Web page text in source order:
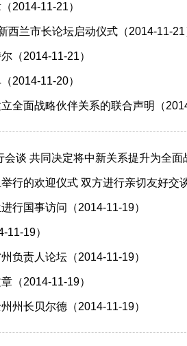
2014-11-21）
西兰市长论坛启动仪式（2014-11-21
（2014-11-21）
2014-11-20）
全面战略伙伴关系的联合声明（
谈 共同决定将中新关系提升为全面
行的欢迎仪式 双方进行亲切友好交
行国事访问（2014-11-19）
11-19）
负责人论坛（2014-11-19）
（2014-11-19）
州长贝尔德（2014-11-19）